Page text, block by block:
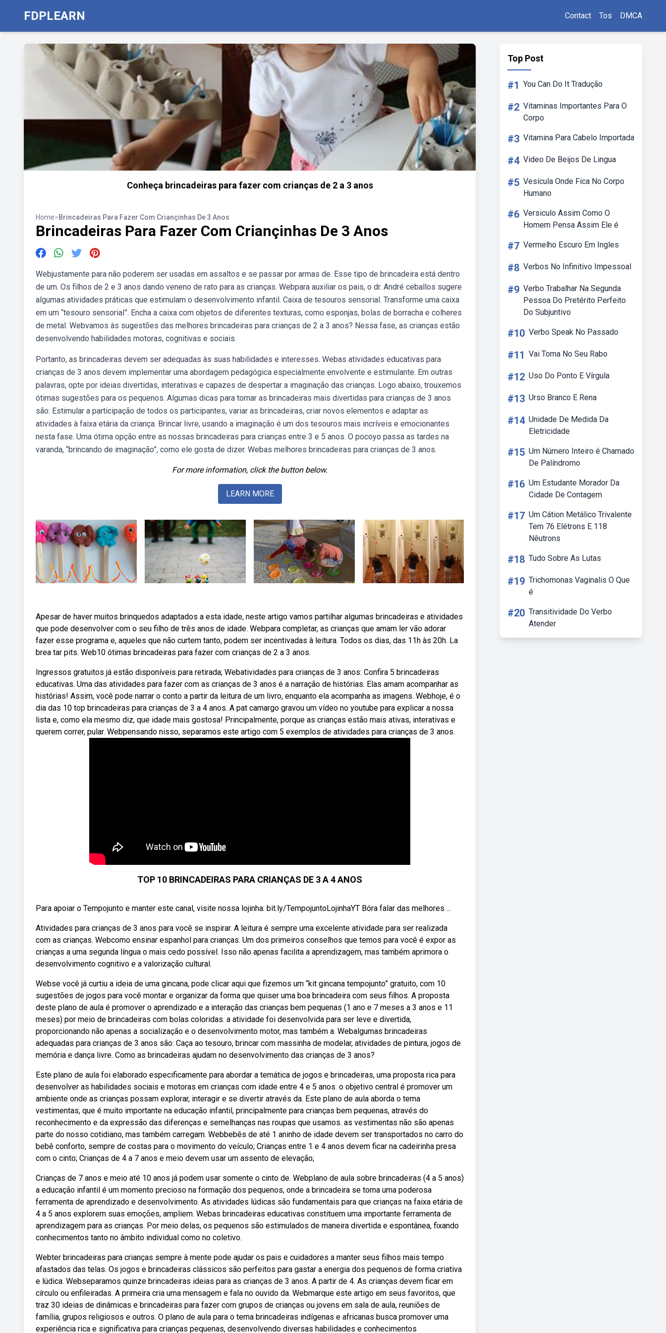
FDPLEARN Contact Tos DMCA
Conheça brincadeiras para fazer com crianças de 2 a 3 anos
Home>Brincadeiras Para Fazer Com Criançinhas De 3 Anos
Brincadeiras Para Fazer Com Criançinhas De 3 Anos
Webjustamente para não poderem ser usadas em assaltos e se passar por armas de. Esse tipo de brincadeira está dentro
de um. Os filhos de 2 e 3 anos dando veneno de rato para as crianças. Webpara auxiliar os pais, o dr. André ceballos sugere
algumas atividades práticas que estimulam o desenvolvimento infantil. Caixa de tesouros sensorial. Transforme uma caixa
em um “tesouro sensorial”. Encha a caixa com objetos de diferentes texturas, como esponjas, bolas de borracha e colheres
de metal. Webvamos às sugestões das melhores brincadeiras para crianças de 2 a 3 anos? Nessa fase, as crianças estão
desenvolvendo habilidades motoras, cognitivas e sociais.
Portanto, as brincadeiras devem ser adequadas às suas habilidades e interesses. Webas atividades educativas para
crianças de 3 anos devem implementar uma abordagem pedagógica especialmente envolvente e estimulante. Em outras
palavras, opte por ideias divertidas, interativas e capazes de despertar a imaginação das crianças. Logo abaixo, trouxemos
ótimas sugestões para os pequenos. Algumas dicas para tornar as brincadeiras mais divertidas para crianças de 3 anos
são: Estimular a participação de todos os participantes, variar as brincadeiras, criar novos elementos e adaptar as
atividades à faixa etária da criança. Brincar livre, usando a imaginação é um dos tesouros mais incríveis e emocionantes
nesta fase. Uma ótima opção entre as nossas brincadeiras para crianças entre 3 e 5 anos. O pocoyo passa as tardes na
varanda, “brincando de imaginação”, como ele gosta de dizer. Webas melhores brincadeiras para crianças de 3 anos.
For more information, click the button below.
LEARN MORE
Apesar de haver muitos brinquedos adaptados a esta idade, neste artigo vamos partilhar algumas brincadeiras e atividades
que pode desenvolver com o seu filho de três anos de idade. Webpara completar, as crianças que amam ler vão adorar
fazer esse programa e, aqueles que não curtem tanto, podem ser incentivadas à leitura. Todos os dias, das 11h às 20h. La
brea tar pits. Web10 ótimas brincadeiras para fazer com crianças de 2 a 3 anos.
Ingressos gratuitos já estão disponíveis para retirada; Webatividades para crianças de 3 anos: Confira 5 brincadeiras
educativas. Uma das atividades para fazer com as crianças de 3 anos é a narração de histórias. Elas amam acompanhar as
histórias! Assim, você pode narrar o conto a partir da leitura de um livro, enquanto ela acompanha as imagens. Webhoje, é o
dia das 10 top brincadeiras para crianças de 3 a 4 anos. A pat camargo gravou um vídeo no youtube para explicar a nossa
lista e, como ela mesmo diz, que idade mais gostosa! Principalmente, porque as crianças estão mais ativas, interativas e
querem correr, pular. Webpensando nisso, separamos este artigo com 5 exemplos de atividades para crianças de 3 anos.
TOP 10 BRINCADEIRAS PARA CRIANÇAS DE 3 A 4 ANOS
Para apoiar o Tempojunto e manter este canal, visite nossa lojinha: bit.ly/TempojuntoLojinhaYT Bóra falar das melhores ...
Atividades para crianças de 3 anos para você se inspirar. A leitura é sempre uma excelente atividade para ser realizada
com as crianças. Webcomo ensinar espanhol para crianças. Um dos primeiros conselhos que temos para você é expor as
crianças a uma segunda língua o mais cedo possível. Isso não apenas facilita a aprendizagem, mas também aprimora o
desenvolvimento cognitivo e a valorização cultural.
Webse você já curtiu a ideia de uma gincana, pode clicar aqui que fizemos um “kit gincana tempojunto” gratuito, com 10
sugestões de jogos para você montar e organizar da forma que quiser uma boa brincadeira com seus filhos. A proposta
deste plano de aula é promover o aprendizado e a interação das crianças bem pequenas (1 ano e 7 meses a 3 anos e 11
meses) por meio de brincadeiras com bolas coloridas. a atividade foi desenvolvida para ser leve e divertida,
proporcionando não apenas a socialização e o desenvolvimento motor, mas também a. Webalgumas brincadeiras
adequadas para crianças de 3 anos são: Caça ao tesouro, brincar com massinha de modelar, atividades de pintura, jogos de
memória e dança livre. Como as brincadeiras ajudam no desenvolvimento das crianças de 3 anos?
Este plano de aula foi elaborado especificamente para abordar a temática de jogos e brincadeiras, uma proposta rica para
desenvolver as habilidades sociais e motoras em crianças com idade entre 4 e 5 anos. o objetivo central é promover um
ambiente onde as crianças possam explorar, interagir e se divertir através da. Este plano de aula aborda o tema
vestimentas, que é muito importante na educação infantil, principalmente para crianças bem pequenas, através do
reconhecimento e da expressão das diferenças e semelhanças nas roupas que usamos. as vestimentas não são apenas
parte do nosso cotidiano, mas também carregam. Webbebês de até 1 aninho de idade devem ser transportados no carro do
bebê conforto, sempre de costas para o movimento do veículo; Crianças entre 1 e 4 anos devem ficar na cadeirinha presa
com o cinto; Crianças de 4 a 7 anos e meio devem usar um assento de elevação;
Crianças de 7 anos e meio até 10 anos já podem usar somente o cinto de. Webplano de aula sobre brincadeiras (4 a 5 anos)
a educação infantil é um momento precioso na formação dos pequenos, onde a brincadeira se torna uma poderosa
ferramenta de aprendizado e desenvolvimento. As atividades lúdicas são fundamentais para que crianças na faixa etária de
4 a 5 anos explorem suas emoções, ampliem. Webas brincadeiras educativas constituem uma importante ferramenta de
aprendizagem para as crianças. Por meio delas, os pequenos são estimulados de maneira divertida e espontânea, fixando
conhecimentos tanto no âmbito individual como no coletivo.
Webter brincadeiras para crianças sempre à mente pode ajudar os pais e cuidadores a manter seus filhos mais tempo
afastados das telas. Os jogos e brincadeiras clássicos são perfeitos para gastar a energia dos pequenos de forma criativa
e lúdica. Webseparamos quinze brincadeiras ideias para as crianças de 3 anos. A partir de 4. As crianças devem ficar em
círculo ou enfileiradas. A primeira cria uma mensagem e fala no ouvido da. Webmarque este artigo em seus favoritos, que
traz 30 ideias de dinâmicas e brincadeiras para fazer com grupos de crianças ou jovens em sala de aula, reuniões de
família, grupos religiosos e outros. O plano de aula para o tema brincadeiras indígenas e africanas busca promover uma
experiência rica e significativa para crianças pequenas, desenvolvendo diversas habilidades e conhecimentos
Top Post
#1 You Can Do It Tradução
#2 Vitaminas Importantes Para O
Corpo
#3 Vitamina Para Cabelo Importada
#4 Video De Beijos De Lingua
#5 Vesícula Onde Fica No Corpo
Humano
#6 Versiculo Assim Como O
Homem Pensa Assim Ele é
#7 Vermelho Escuro Em Ingles
#8 Verbos No Infinitivo Impessoal
#9 Verbo Trabalhar Na Segunda
Pessoa Do Pretérito Perfeito
Do Subjuntivo
#10 Verbo Speak No Passado
#11 Vai Toma No Seu Rabo
#12 Uso Do Ponto E Vírgula
#13 Urso Branco E Rena
#14 Unidade De Medida Da
Eletricidade
#15 Um Número Inteiro é Chamado
De Palíndromo
#16 Um Estudante Morador Da
Cidade De Contagem
#17 Um Cátion Metálico Trivalente
Tem 76 Elétrons E 118
Nêutrons
#18 Tudo Sobre As Lutas
#19 Trichomonas Vaginalis O Que
é
#20 Transitividade Do Verbo
Atender